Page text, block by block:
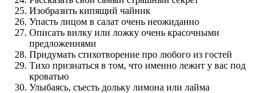
Изобразить кипящий чайник
Упасть лицом в салат очень неожиданно
Описать вилку или ложку очень красочными
предложениями
Придумать стихотворение про любого из гостей
Тихо признаться в том, что именно лежит у вас под
кроватью
Улыбаясь, съесть дольку лимона или лайма